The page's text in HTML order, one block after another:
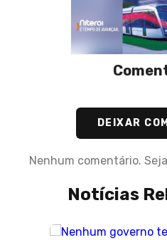
DEIXAR
Nenhum comentário.
Notícias